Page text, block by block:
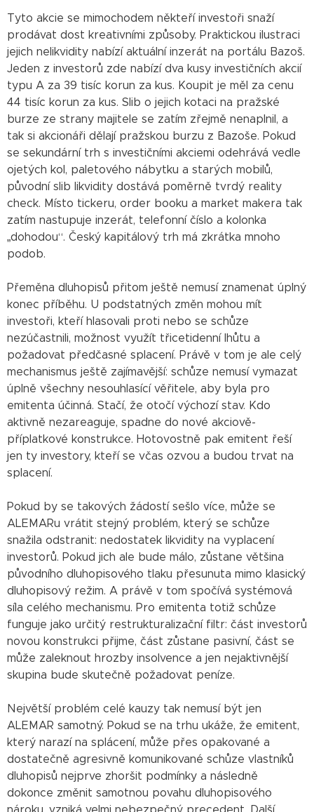
Tyto akcie se mimochodem někteří investoři snaží
prodávat dost kreativními způsoby. Praktickou ilustraci
jejich nelikvidity nabízí aktuální inzerát na portálu Bazoš.
Jeden z investorů zde nabízí dva kusy investičních akcií
typu A za 39 tisíc korun za kus. Koupit je měl za cenu
44 tisíc korun za kus. Slib o jejich kotaci na pražské
burze ze strany majitele se zatím zřejmě nenaplnil, a
tak si akcionáři dělají pražskou burzu z Bazoše. Pokud
se sekundární trh s investičními akciemi odehrává vedle
ojetých kol, paletového nábytku a starých mobilů,
původní slib likvidity dostává poměrně tvrdý reality
check. Místo tickeru, order booku a market makera tak
zatím nastupuje inzerát, telefonní číslo a kolonka
„dohodou“. Český kapitálový trh má zkrátka mnoho
podob.
Přeměna dluhopisů přitom ještě nemusí znamenat úplný
konec příběhu. U podstatných změn mohou mít
investoři, kteří hlasovali proti nebo se schůze
nezúčastnili, možnost využít třicetidenní lhůtu a
požadovat předčasné splacení. Právě v tom je ale celý
mechanismus ještě zajímavější: schůze nemusí vymazat
úplně všechny nesouhlasící věřitele, aby byla pro
emitenta účinná. Stačí, že otočí výchozí stav. Kdo
aktivně nezareaguje, spadne do nové akciově-
příplatkové konstrukce. Hotovostně pak emitent řeší
jen ty investory, kteří se včas ozvou a budou trvat na
splacení.
Pokud by se takových žádostí sešlo více, může se
ALEMARu vrátit stejný problém, který se schůze
snažila odstranit: nedostatek likvidity na vyplacení
investorů. Pokud jich ale bude málo, zůstane většina
původního dluhopisového tlaku přesunuta mimo klasický
dluhopisový režim. A právě v tom spočívá systémová
síla celého mechanismu. Pro emitenta totiž schůze
funguje jako určitý restrukturalizační filtr: část investorů
novou konstrukci přijme, část zůstane pasivní, část se
může zaleknout hrozby insolvence a jen nejaktivnější
skupina bude skutečně požadovat peníze.
Největší problém celé kauzy tak nemusí být jen
ALEMAR samotný. Pokud se na trhu ukáže, že emitent,
který narazí na splácení, může přes opakované a
dostatečně agresivně komunikované schůze vlastníků
dluhopisů nejprve zhoršit podmínky a následně
dokonce změnit samotnou povahu dluhopisového
nároku, vzniká velmi nebezpečný precedent. Další